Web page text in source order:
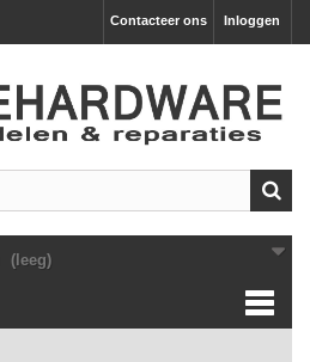
Inloggen
Contacteer ons
(leeg)